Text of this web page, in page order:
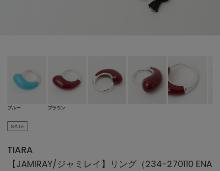
ブルー ブラウン
SALE
TIARA
【JAMIRAY/ジャミレイ】リング（234-270110 ENA